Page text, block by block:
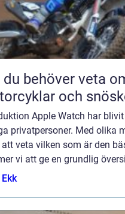
behöver veta
och
Apple Watch har
privatpersoner. Med olika
veta vilken som är den
vi att ge en grundlig